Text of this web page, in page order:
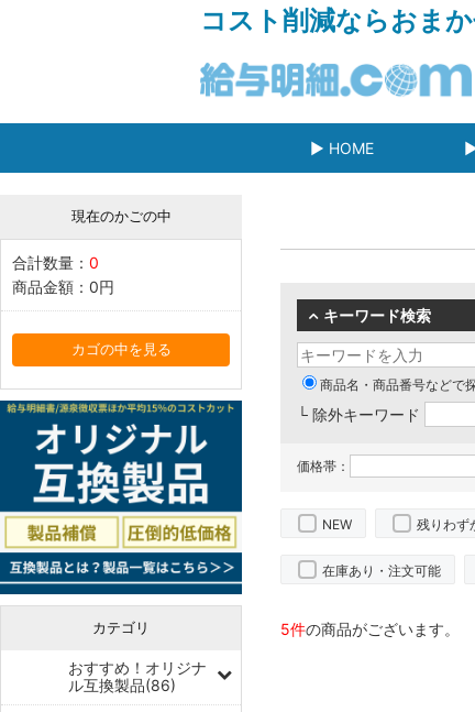
コスト削減ならおま
▶ HOME
現在のかごの中
合計数量： 0
商品金額： 0円
カゴの中を見る
カテゴリ
おすすめ！オリジナ
ル互換製品(86)
キーワード検索
商品名・商品番号などで
└ 除外キーワード
価格帯：
NEW 残りわず
在庫あり・注文可能
5件の商品がございます。